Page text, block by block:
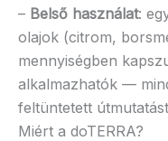
– Belső használat:
olajok (citrom,
mennyiségben
alkalmazhatók —
feltüntetett útmutatást
Miért a doTERRA?